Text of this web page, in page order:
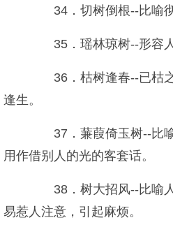
34．切树倒根--比喻彻
35．瑶林琼树--形容人
36．枯树逢春--已枯之
逢生。
37．蒹葭倚玉树--比喻
用作借别人的光的客套话。
38．树大招风--比喻人
易惹人注意，引起麻烦。